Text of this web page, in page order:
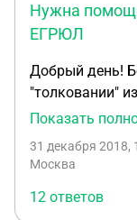
Нужна
ЕГРЮЛ
Добрый день!
"толковании"
нашей
решении
с
Показать
31 декабря 2018,
Москва
12 ответов